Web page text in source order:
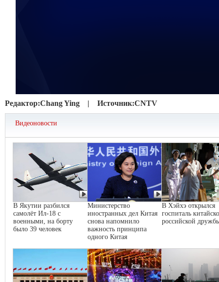
Редактор:Chang Ying | Источник:CNTV
Видеоновости
В Якутии разбился
самолёт Ил-18 с
военными, на борту
было 39 человек
Министерство
иностранных дел Китая
снова напомнило
важность принципа
одного Китая
В Хэйхэ открылся
госпиталь
российской